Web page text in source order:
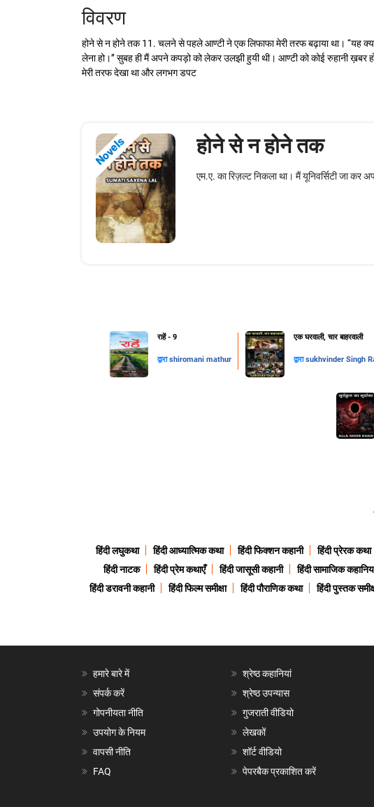
विवरण
होने से न होने तक 11. चलने से पहले आण्टी ने एक लिफाफा मेरी तरफ बढ़ाया था। ‘‘यह
लेना हो।’’ सुबह ही मैं अपने कपड़ो को लेकर उलझी हुयी थी। आण्टी को कोई रुहानी ख़बर
मेरी तरफ देखा था और लगभग डपट
Novels होने से न होने तक
एम.ए. का रिज़ल्ट निकला था। मैं यूनिवर्सिटी जा
राहें - 9
द्वाराshiromani mathur
एक घरवाली, चार बाहरवाली
द्वाराsukhvinder Singh
हिंदी लघुकथा हिंदी आध्यात्मिक कथा हिंदी फिक्शन कहानी हिंदी प्रेरक कथा
हिंदी नाटक
हिंदी प्रेम कथाएँ हिंदी जासूसी कहानी हिंदी सामाजिक
हिंदी डरावनी कहानी
हिंदी फिल्म समीक्षा हिंदी पौराणिक कथा हिंदी पुस्तक
हमारे बारे में
संपर्क करें
गोपनीयता नीति
उपयोग के नियम
वापसी नीति
FAQ
श्रेष्ठ कहानियां
श्रेष्ठ उपन्यास
गुजराती वीडियो
लेखकों
शॉर्ट वीडियो
पेपरबैक प्रकाशित करें